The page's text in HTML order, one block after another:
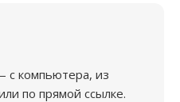
с компьютера, из
по прямой ссылке.